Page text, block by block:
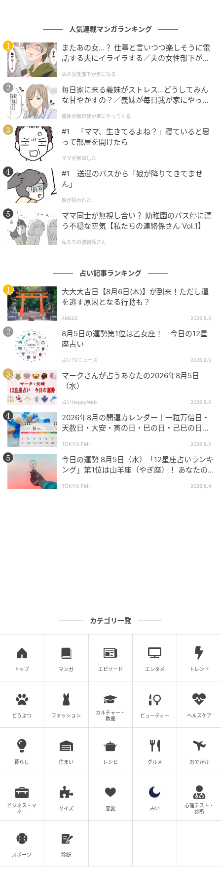
バッグ（H11×W26×D8.5cm）￥67,100／ロンシャン（ロンシャン・ジャパ
ン）
アイコニックなバッグ「ル プリアージュ（R）」に、
横長シルエットが仲間入り。フレッシュなカラーでパ
リのエスプリが効いたスタイリングへ導くカウハイド
レザーは、開運への扉も開いてくれそう。
チャーム￥56,100／JW アンダーソン（JW アンダーソン 渋谷店）
手編み特有の温かみを感じさせるレモンモチーフのチ
バッグ（H16×W17.5×D9.5cm）￥60,500／オーラリーメイドバイ アエタ
シンプルさが際立つジュエリーボックスのようなボッ
クス型のバッグは、アエタとのコラボレーションピー
ス。トランクを整理するトラベルケースとして旅先で
人気連載マンガランキング
またあの女…？ 仕事と言いつつ楽しそうに電
話する夫にイライラする／夫の女性部下が気
夫の女性部下が気になる
毎日家に来る義妹がストレス…どうしてみん
な甘やかすの？／義妹が毎日我が家にやって
が】
義妹が毎日我が家にやってくる
#1 「ママ、生きてるよね？」寝ていると思
って部屋を開けたら
ママが家出した
#1 送迎のバスから「娘が降りてきてませ
ん」
娘が拐われた
ママ同士が無視し合い？ 幼稚園のバス停に漂
う不穏な空気【私たちの連絡係さん Vol.1】
私たちの連絡係さん
占い記事ランキング
大大大吉日【8月6日(木)】が到来！ただし運
を逃す原因となる行動も？
4MEEE 2026.8.5
8月5日の運勢第1位は乙女座！ 今日の12星
座占い
占いTVニュース 2026.8.5
マークさんが占うあなたの2026年8月5日
（水）
占いHappyWeb 2026.8.5
2026年8月の開運カレンダー｜一粒万倍日・
天赦日・大安・寅の日・巳の日・己巳の日…8
こと、NG行動などを解説
TOKYO FM+ 2026.8.5
今日の運勢 8月5日（水）「12星座占いランキ
ング」第1位は山羊座（やぎ座）！ あなたの
TOKYO FM+ 2026.8.4
カテゴリ一覧
トップ マンガ エピソード エンタメ トレンド
どうぶつ ファッション
カルチャー・
教養
ビューティー ヘルスケア
暮らし 住まい レシピ グルメ おでかけ
ビジネス・マ
ネー
クイズ 恋愛 占い
心理テスト・
診断
スポーツ 診断